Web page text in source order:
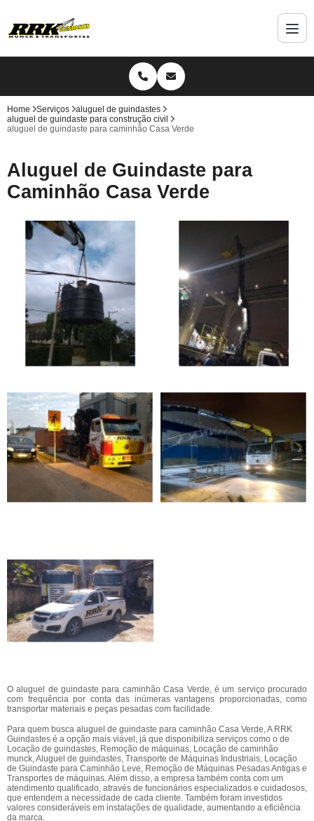
Home Serviços
aluguel de guindastes
aluguel de guindaste para construção civil
aluguel de guindaste para caminhão Casa Verde
Aluguel de Guindaste para
Caminhão Casa Verde
O aluguel de guindaste para caminhão Casa Verde, é um serviço procurado
com frequência por conta das inúmeras vantagens proporcionadas, como
transportar materiais e peças pesadas com facilidade.
Para quem busca aluguel de guindaste para caminhão Casa Verde, A RRK
Guindastes é a opção mais viável, já que disponibiliza serviços como o de
Locação de guindastes, Remoção de máquinas, Locação de caminhão
munck, Aluguel de guindastes, Transporte de Máquinas Industriais, Locação
de Guindaste para Caminhão Leve, Remoção de Máquinas Pesadas Antigas e
Transportes de máquinas. Além disso, a empresa também conta com um
atendimento qualificado, através de funcionários especializados e cuidadosos,
que entendem a necessidade de cada cliente. Também foram investidos
valores consideráveis em instalações de qualidade, aumentando a eficiência
da marca.